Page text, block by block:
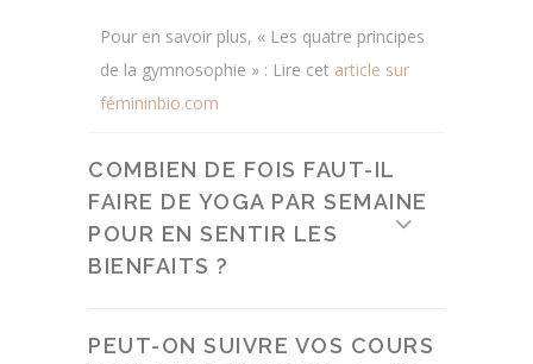
Pour en savoir plus, « Les quatre principes
de la gymnosophie » : Lire cet article sur
fémininbio.com
COMBIEN DE FOIS FAUT-IL
FAIRE DE YOGA PAR SEMAINE
POUR EN SENTIR LES
BIENFAITS ?
PEUT-ON SUIVRE VOS COURS